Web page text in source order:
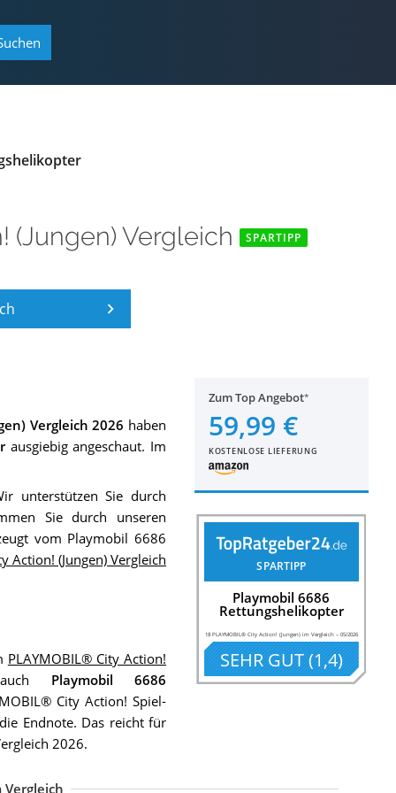
(Jungen) Vergleich SPARTIPP
Zum Top Angebot
59,99 €
KOSTENLOSE LIEFERUNG
SPARTIPP
Playmobil 6686
Rettungshelikopter
18 PLAYMOBIL® City Action! (Jungen) im Vergleich– 05/2026
SEHR GUT(1,4)
Vergleich 2026 haben
ausgiebig angeschaut. Im
unterstützen Sie durch
Sie durch unseren
vom Playmobil 6686
Action! (Jungen) Vergleich
PLAYMOBIL® City Action!
Playmobil 6686
City Action! Spiel-
Endnote. Das reicht für
2026.